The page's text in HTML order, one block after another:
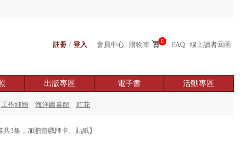
註冊 / 登入 會員中心 購物車 0 FAQ 線上讀者回函
出版專區 電子書 活動專區
工作細胞 海洋圖書館 紅花
3集，加贈遊戲牌卡、貼紙】